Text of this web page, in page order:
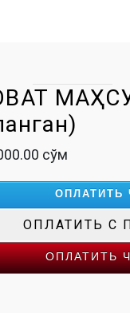
сўм
ОПЛАТИТЬ
ОПЛАТИТЬ С
ОПЛАТИТЬ